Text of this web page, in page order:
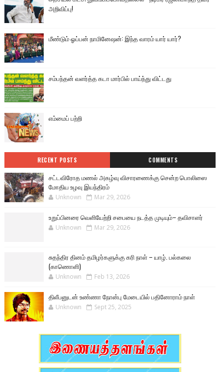
அறிவிப்பு!
மீண்டும் ஓப்பன் நாமினேஷன்: இந்த வாரம் யார் யார்?
சம்பந்தன் வளர்த்த கடா மார்பில் பாய்ந்து விட்டது
எம்மைப் பற்றி
RECENT POSTS COMMENTS
சட்டவிரோத மணல் அகழ்வு விசாரணைக்கு சென்ற பொலிஸை
மோதிய உழவு இயந்திரம்
Unknown Mar 29, 2026
உறுப்பினரை வெளியேற்றி சபையை நடத்த முடியும்– தவிசாளர்
Unknown Mar 29, 2026
சுதந்திர தினம் தமிழர்களுக்கு கரி நாள் – யாழ். பல்கலை
(காணொளி)
Unknown Feb 13, 2026
திலீபனுடன் உண்ணா நோன்பு மேடையில் பதினோராம் நாள்
Unknown Sept 25, 2025